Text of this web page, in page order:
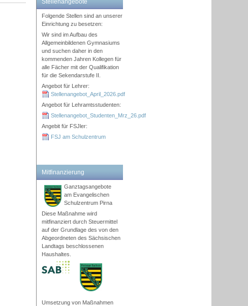
Stellenangebote
Folgende Stellen sind an unserer
Einrichtung zu besetzen:
Wir sind im Aufbau des
Allgemeinbildenen Gymnasiums
und suchen daher in den
kommenden Jahren Kollegen für
alle Fächer mit der Qualifikation
für die Sekendarstufe II.
Angebot für Lehrer:
Stellenangebot_April_2026.pdf
Angebot für Lehramtsstudenten:
Stellenangebot_Studenten_Mrz_26.pdf
Angebit für FSJler:
FSJ am Schulzentrum
Mitfinanzierung
Ganztagsangebote
am Evangelischen
Schulzentrum Pirna
Diese Maßnahme wird
mitfinanziert durch Steuermittel
auf der Grundlage des von den
Abgeordneten des Sächsischen
Landtags beschlossenen
Haushaltes.
Umsetzung von Maßnahmen